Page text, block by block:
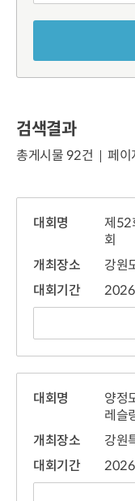
검색결과
총게시물 92건 페이
대회명
제52
회
개최장소
강원
대회기간
대회명
양정
레슬
개최장소
강원
대회기간